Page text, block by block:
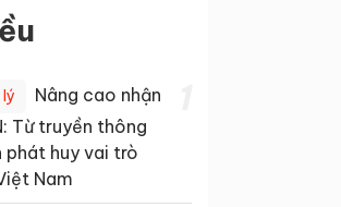
Nâng cao nhận
Từ truyền thông
phát huy vai trò
Nam